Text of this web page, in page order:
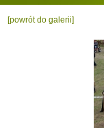
[powrót do galerii]